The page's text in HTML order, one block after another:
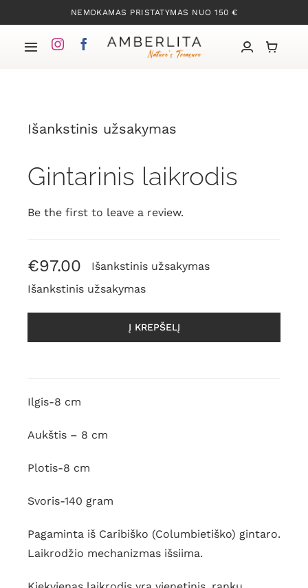
to
content
NEMOKAMAS PRISTATYMAS NUO 150 €
Toggle
Mūsų kolekcijos
Apie Gintarą
Mūsų istorija
Išankstinis užsakymas
Gintarinis laikrodis
Be the first to leave a review.
€97.00
Išankstinis užsakymas
Išankstinis užsakymas
Į KREPŠELĮ
Ilgis-8 cm
Aukštis – 8 cm
Plotis-8 cm
Svoris-140 gram
Pagaminta iš Caribiško (Columbietiško) gintaro.
Laikrodžio mechanizmas išsiima.